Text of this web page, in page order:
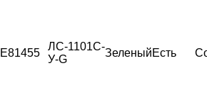
E81455
ЛС-1101С-
У-G
ЗеленыйЕсть